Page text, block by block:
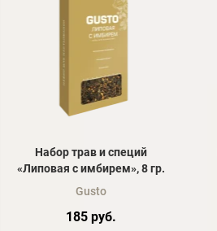
Набор трав и специй
«Липовая с имбирем», 8 гр.
Gusto
185 руб.